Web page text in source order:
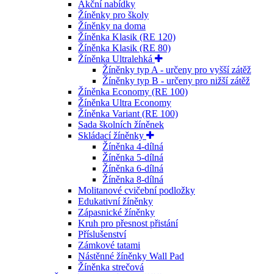
Akční nabídky
Žíněnky pro školy
Žíněnky na doma
Žíněnka Klasik (RE 120)
Žíněnka Klasik (RE 80)
Žíněnka Ultralehká
Žíněnky typ A - určeny pro vyšší zátěž
Žíněnky typ B - určeny pro nižší zátěž
Žíněnka Economy (RE 100)
Žíněnka Ultra Economy
Žíněnka Variant (RE 100)
Sada školních žíněnek
Skládací žíněnky
Žíněnka 4-dílná
Žíněnka 5-dílná
Žíněnka 6-dílná
Žíněnka 8-dílná
Molitanové cvičební podložky
Edukativní žíněnky
Zápasnické žíněnky
Kruh pro přesnost přistání
Příslušenství
Zámkové tatami
Nástěnné žíněnky Wall Pad
Žíněnka strečová